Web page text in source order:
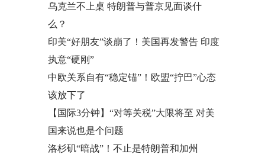
乌克兰不上桌 特朗普与普京见面谈什
么？
印美“好朋友”谈崩了！美国再发警告 印度
执意“硬刚”
中欧关系自有“稳定锚”！欧盟“拧巴”心态
该放下了
【国际3分钟】“对等关税”大限将至 对美
国来说也是个问题
洛杉矶“暗战”！不止是特朗普和加州